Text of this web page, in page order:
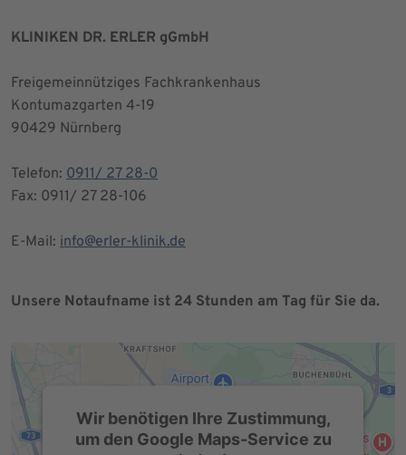
KLINIKEN DR. ERLER gGmbH
Freigemeinnütziges Fachkrankenhaus
Kontumazgarten 4-19
90429 Nürnberg
Telefon: 0911/ 27 28-0
Fax: 0911/ 27 28-106
E-Mail: info@erler-klinik.de
Unsere Notaufname ist 24 Stunden am Tag für Sie da.
Wir benötigen Ihre Zustimmung,
um den Google Maps-Service zu